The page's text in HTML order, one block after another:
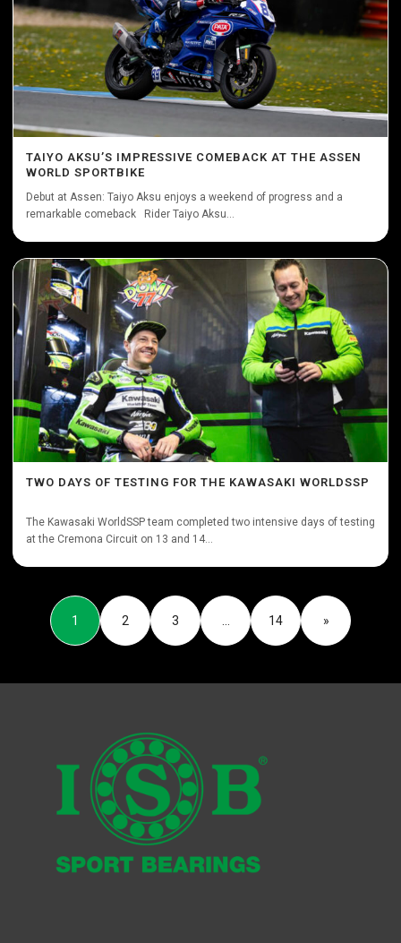
TAIYO AKSU’S IMPRESSIVE COMEBACK AT THE ASSEN
WORLD SPORTBIKE
Debut at Assen: Taiyo Aksu enjoys a weekend of progress and a
remarkable comeback Rider Taiyo Aksu...
TWO DAYS OF TESTING FOR THE KAWASAKI WORLDSSP
The Kawasaki WorldSSP team completed two intensive days of testing
at the Cremona Circuit on 13 and 14...
1 2 3 14 »